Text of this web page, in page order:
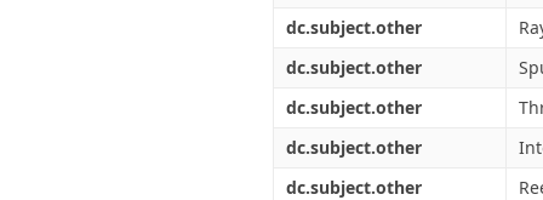
dc.subject.other
dc.subject.other
dc.subject.other
dc.subject.other
dc.subject.other